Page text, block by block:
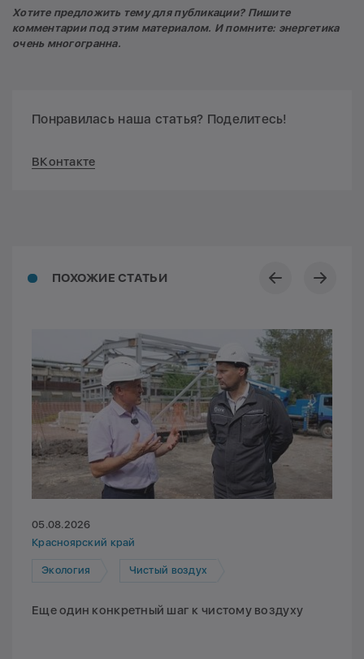
Хотите предложить тему для публикации? Пишите
комментарии под этим материалом. И помните: энергетика
очень многогранна.
Понравилась наша статья? Поделитесь!
ВКонтакте
ПОХОЖИЕ СТАТЬИ
05.08.2026
Красноярский край
Экология Чистый воздух
Еще один конкретный шаг к чистому воздуху